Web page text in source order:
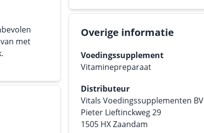
met
Overige informatie
Voedingssupplement
Vitaminepreparaat
Distributeur
Vitals Voedingssupplementen BV
Pieter Lieftinckweg 29
1505 HX Zaandam